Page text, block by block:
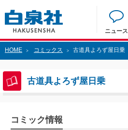
ニュース
HOME > コミックス > 古道具よろず屋日乗
古道具よろず屋日乗
コミック情報